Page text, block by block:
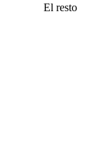
El resto